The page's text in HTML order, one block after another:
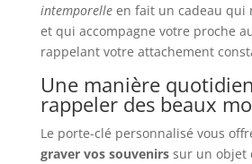
intemporelleen fait un cadeau qui
et qui accompagne votre proche
rappelant votre attachement
Une manière
rappeler des beaux
Le porte-clé personnalisé vous
graver vos souvenirssur un objet